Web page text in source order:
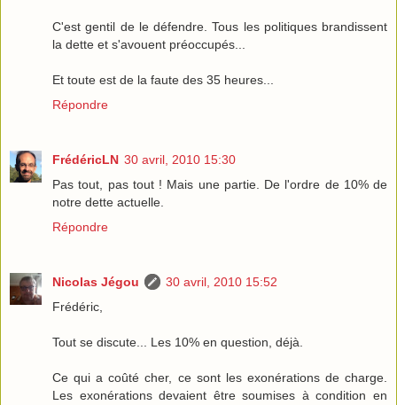
C'est gentil de le défendre. Tous les politiques brandissent
la dette et s'avouent préoccupés...
Et toute est de la faute des 35 heures...
Répondre
FrédéricLN 30 avril, 2010 15:30
Pas tout, pas tout ! Mais une partie. De l'ordre de 10% de
notre dette actuelle.
Répondre
Nicolas Jégou
30 avril, 2010 15:52
Frédéric,
Tout se discute... Les 10% en question, déjà.
Ce qui a coûté cher, ce sont les exonérations de charge.
Les exonérations devaient être soumises à condition en